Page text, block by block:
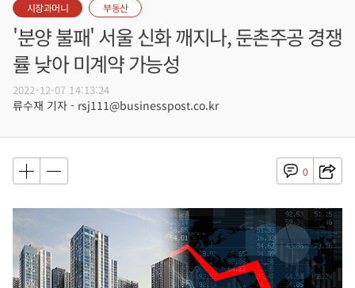
시장과머니 부동산
'분양 불패' 서울 신화 깨지나, 둔촌주공 경쟁
률 낮아 미계약 가능성
2022-12-07 14:13:24
류수재 기자 - rsj111@businesspost.co.kr
0